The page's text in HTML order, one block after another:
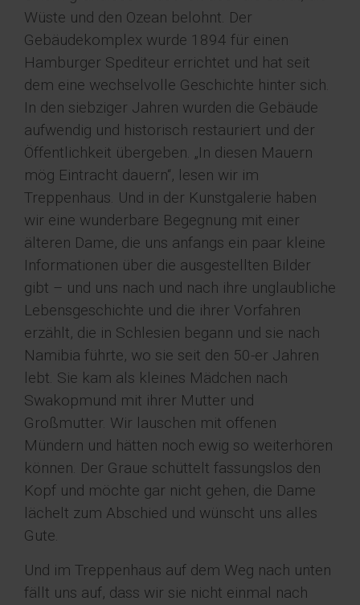
Wüste und den Ozean belohnt. Der
Gebäudekomplex wurde 1894 für einen
Hamburger Spediteur errichtet und hat seit
dem eine wechselvolle Geschichte hinter sich.
In den siebziger Jahren wurden die Gebäude
aufwendig und historisch restauriert und der
Öffentlichkeit übergeben. „In diesen Mauern
mög Eintracht dauern“, lesen wir im
Treppenhaus. Und in der Kunstgalerie haben
wir eine wunderbare Begegnung mit einer
älteren Dame, die uns anfangs ein paar kleine
Informationen über die ausgestellten Bilder
gibt – und uns nach und nach ihre unglaubliche
Lebensgeschichte und die ihrer Vorfahren
erzählt, die in Schlesien begann und sie nach
Namibia führte, wo sie seit den 50-er Jahren
lebt. Sie kam als kleines Mädchen nach
Swakopmund mit ihrer Mutter und
Großmutter. Wir lauschen mit offenen
Mündern und hätten noch ewig so weiterhören
können. Der Graue schüttelt fassungslos den
Kopf und möchte gar nicht gehen, die Dame
lächelt zum Abschied und wünscht uns alles
Gute.
Und im Treppenhaus auf dem Weg nach unten
fällt uns auf, dass wir sie nicht einmal nach